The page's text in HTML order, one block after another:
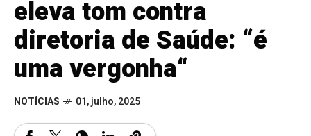
eleva tom contra
diretoria de Saúde: “é
uma vergonha“
NOTÍCIAS 01, julho, 2025